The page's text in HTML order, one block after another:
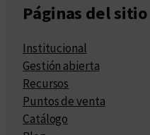
Páginas del sitio
Institucional
Gestión abierta
Recursos
Puntos de venta
Catálogo